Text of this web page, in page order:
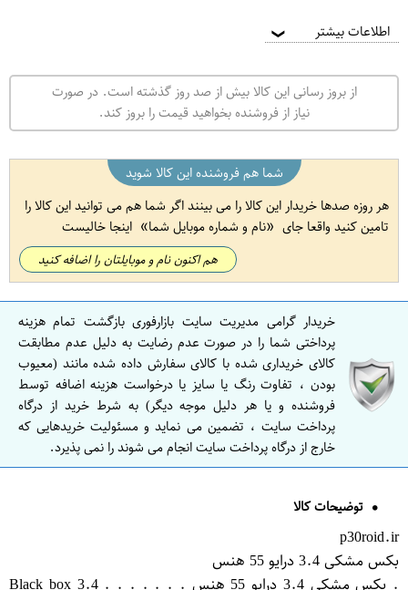
اطلاعات بیشتر ❯
از بروز رسانی این کالا بیش از صد روز گذشته است. در صورت
نیاز از فروشنده بخواهید قیمت را بروز کند.
شما هم فروشنده این کالا شوید
هر روزه صدها خریدار این کالا را می بینند اگر شما هم می توانید این کالا را
تامین کنید واقعا جای
نام و شماره موبایل شما اینجا خالیست
هم اکنون نام و موبایلتان را اضافه کنید
خریدار گرامی مدیریت سایت بازارفوری بازگشت تمام هزینه
پرداختی شما را در صورت عدم رضایت به دلیل عدم مطابقت
کالای خریداری شده با کالای سفارش داده شده مانند (معیوب
بودن ، تفاوت رنگ یا سایز یا درخواست هزینه اضافه توسط
فروشنده و یا هر دلیل موجه دیگر) به شرط خرید از درگاه
پرداخت سایت ، تضمین می نماید و مسئولیت خریدهایی که
خارج از درگاه پرداخت سایت انجام می شوند را نمی پذیرد.
توضیحات کالا
p30roid.ir
بکس مشکی 3.4 درایو 55 هنس
. بکس مشکی 3.4 درایو 55 هنس . . . . . . . Black box 3.4